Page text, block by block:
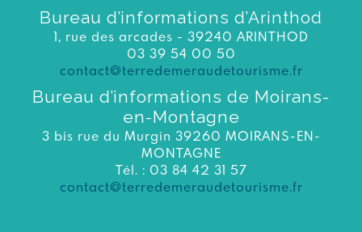
Bureau d’informations d’Arinthod
1, rue des arcades - 39240 ARINTHOD
03 39 54 00 50
contact@terredemeraudetourisme.fr
Bureau d’informations de Moirans-
en-Montagne
3 bis rue du Murgin 39260 MOIRANS-EN-
MONTAGNE
Tél. : 03 84 42 31 57
contact@terredemeraudetourisme.fr